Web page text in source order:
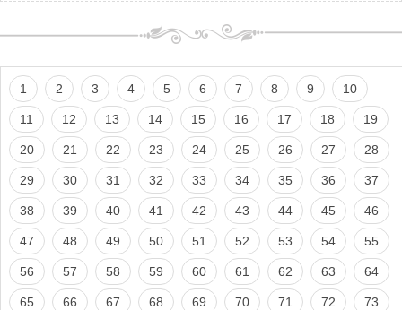
1 2 3 4 5 6 7 8 9 10
11 12 13 14 15 16 17 18 19
20 21 22 23 24 25 26 27 28
29 30 31 32 33 34 35 36 37
38 39 40 41 42 43 44 45 46
47 48 49 50 51 52 53 54 55
56 57 58 59 60 61 62 63 64
65 66 67 68 69 70 71 72 73